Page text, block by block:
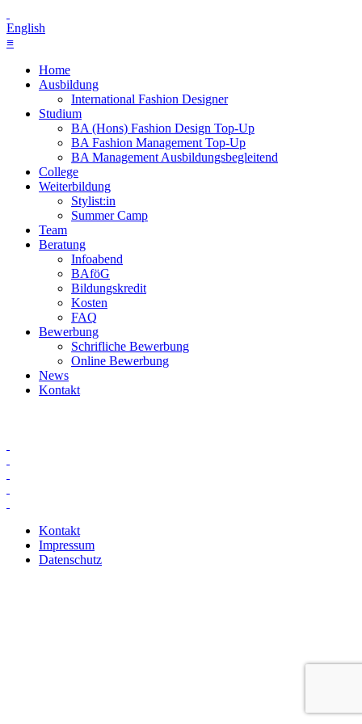
English
≡
Home
Ausbildung
International Fashion Designer
Studium
BA (Hons) Fashion Design Top-Up
BA Fashion Management Top-Up
BA Management Ausbildungsbegleitend
College
Weiterbildung
Stylist:in
Summer Camp
Team
Beratung
Infoabend
BAföG
Bildungskredit
Kosten
FAQ
Bewerbung
Schrifliche Bewerbung
Online Bewerbung
News
Kontakt
Kontakt
Impressum
Datenschutz